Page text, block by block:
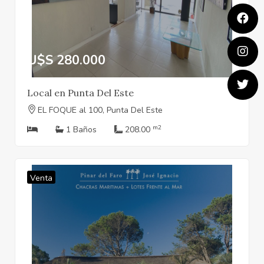
U$S 280.000
Local en Punta Del Este
EL FOQUE al 100, Punta Del Este
1 Baños
208.00 m2
Venta